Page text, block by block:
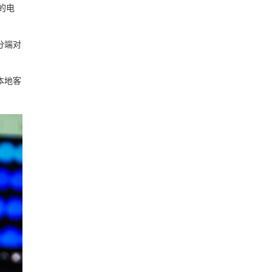
电
端对
地客